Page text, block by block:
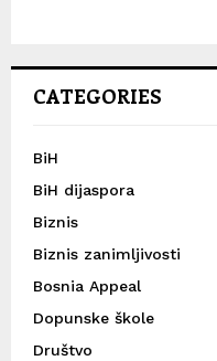
CATEGORIES
BiH
BiH dijaspora
Biznis
Biznis zanimljivosti
Bosnia Appeal
Dopunske škole
Društvo